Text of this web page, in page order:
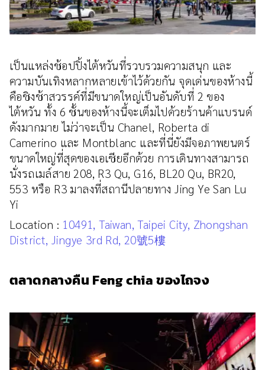
เป็นแหล่งช้อปปิ้งไต้หวันที่รวบรวมความสนุก และ
ความบันเทิงหลากหลายเข้าไว้ด้วยกัน จุดเด่นของห้างนี้
คือชิงช้าสวรรค์ที่มีขนาดใหญ่เป็นอันดับที่ 2 ของ
ไต้หวัน ทั้ง 6 ชั้นของห้างนี้จะเต็มไปด้วยร้านค้าแบรนด์
ดังมากมาย ไม่ว่าจะเป็น Chanel, Roberta di
Camerino และ Montblanc และที่นี่ยังมีจอภาพยนตร์
ขนาดใหญ่ที่สุดของเอเชียอีกด้วย การเดินทางสามารถ
นั่งรถเมล์สาย 208, R3 Qu, G16, BL20 Qu, BR20,
553 หรือ R3 มาลงที่สถานีปลายทาง Jing Ye San Lu
Yi
Location : 10491, Taiwan, Taipei City, Zhongshan
District, Jingye 3rd Rd, 20號5樓
ตลาดกลางคืน Feng chia ของไถจง